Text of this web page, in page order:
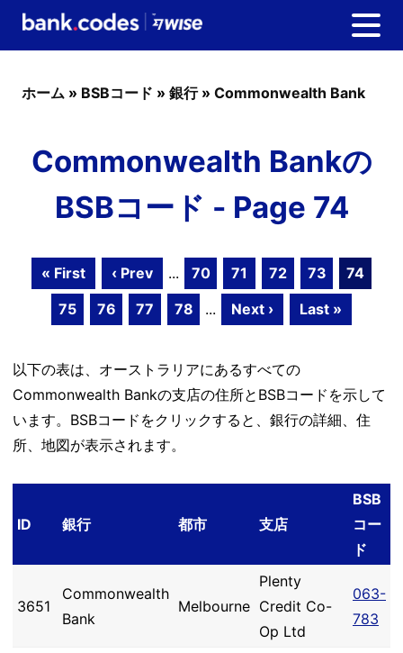
ホーム » BSBコード » 銀行» Commonwealth Bank
Commonwealth Bankの
BSBコード - Page 74
« First ‹ Prev ... 70 71 72 73
74
75
76 77 78 ... Next › Last »
以下の表は、オーストラリアにあるすべての
Commonwealth Bankの支店の住所とBSBコードを示して
います。BSBコードをクリックすると、銀行の詳細、住
所、地図が表示されます。
ID 銀行 都市 支店
BSB
コー
ド
3651
Commonwealth
Bank
Melbourne
Plenty
Credit Co-
Op Ltd
063-
783